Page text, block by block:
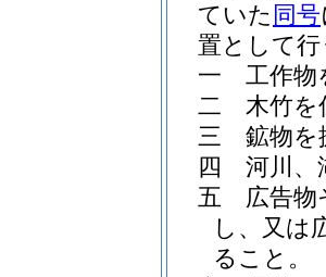
ていた 同号
置として
一
工作物
二
木竹を
三
鉱物を
四
河川、
五
広告
し、又は
ること。